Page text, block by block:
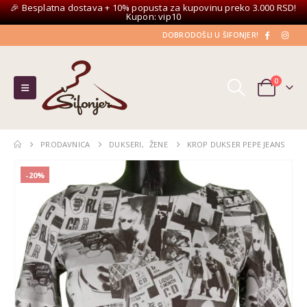
🎉 Besplatna dostava + 10% popusta za kupovinu preko 3.000 RSD!
Kupon: vip10
DOBRODOŠLI U ŠIFONJER!
0
PRODAVNICA DUKSERI, ŽENE KROP DUKSER PEPE JEANS
-20%